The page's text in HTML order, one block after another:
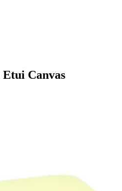
Etui Canvas